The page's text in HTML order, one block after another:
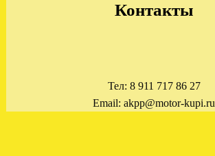
Контакты
Тел: 8 911 717 86 27
Email: akpp@motor-kupi.ru